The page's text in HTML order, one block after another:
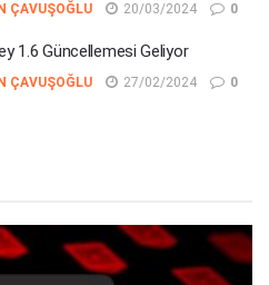
ÇAVUŞOĞLU 20/03/2024 0
1.6 Güncellemesi Geliyor
ÇAVUŞOĞLU 27/02/2024 0